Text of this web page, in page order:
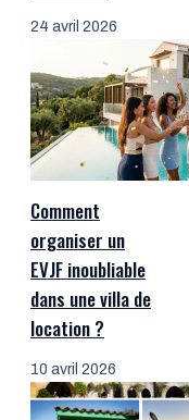
24 avril 2026
Comment
organiser un
EVJF inoubliable
dans une villa de
location ?
10 avril 2026